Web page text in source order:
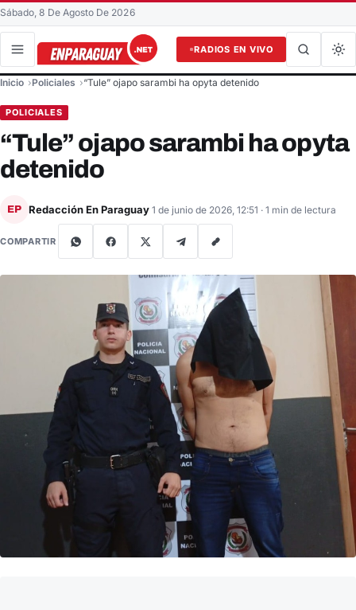
Sábado, 8 De Agosto De 2026
RADIOS EN VIVO
Buscar en el sitio
Inicio Policiales “Tule” ojapo sarambi ha opyta detenido
POLICIALES
“Tule” ojapo sarambi ha opyta
detenido
EP Redacción En Paraguay 1 de junio de 2026, 12:51 · 1 min de lectura
COMPARTIR